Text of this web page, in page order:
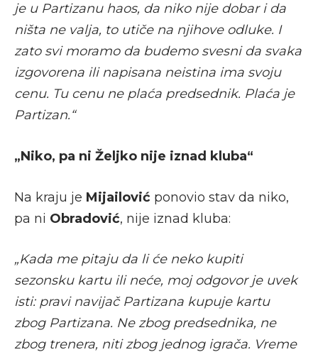
je u Partizanu haos, da niko nije dobar i da
ništa ne valja, to utiče na njihove odluke. I
zato svi moramo da budemo svesni da svaka
izgovorena ili napisana neistina ima svoju
cenu. Tu cenu ne plaća predsednik. Plaća je
Partizan.“
„Niko, pa ni Željko nije iznad kluba“
Na kraju je Mijailović ponovio stav da niko,
pa ni Obradović, nije iznad kluba:
„Kada me pitaju da li će neko kupiti
sezonsku kartu ili neće, moj odgovor je uvek
isti: pravi navijač Partizana kupuje kartu
zbog Partizana. Ne zbog predsednika, ne
zbog trenera, niti zbog jednog igrača. Vreme